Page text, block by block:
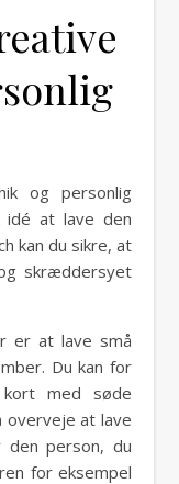
og personlig
idé at lave den
kan du sikre, at
skræddersyet
er at lave små
Du kan for
kort med søde
overveje at lave
person, du
for eksempel